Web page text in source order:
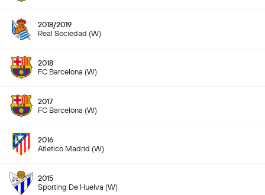
2018/2019
Real Sociedad (W)
2018
FC Barcelona (W)
2017
FC Barcelona (W)
2016
Atletico Madrid (W)
2015
Sporting De Huelva (W)